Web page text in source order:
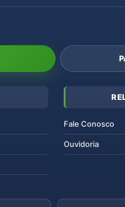
Fale Conosco
Ouvidoria